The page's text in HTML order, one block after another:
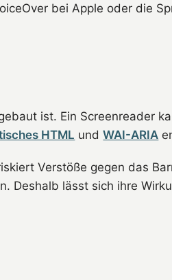
bei Apple oder die
ist. Ein Screenreader
HTML undWAI-ARIA
Verstöße gegen das
Deshalb lässt sich ihre